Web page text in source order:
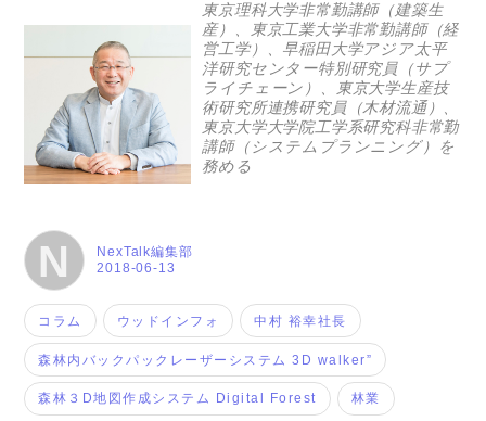
東京理科大学非常勤講師（建築生
産）、東京工業大学非常勤講師（経
営工学）、早稲田大学アジア太平
洋研究センター特別研究員（サプ
ライチェーン）、東京大学生産技
術研究所連携研究員（木材流通）、
東京大学大学院工学系研究科非常勤
講師（システムプランニング）を
務める
N 2018-06-13
NexTalk編集部
コラム ウッドインフォ 中村 裕幸社長
森林内バックパックレーザーシステム 3D walker”
森林３D地図作成システム Digital Forest 林業